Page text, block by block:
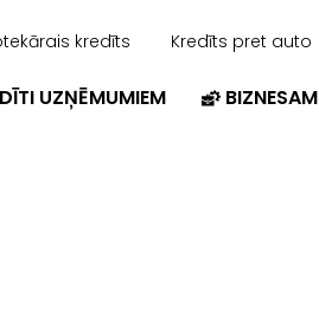
kredīts Kredīts pret auto
UZŅĒMUMIEM BIZNESAM